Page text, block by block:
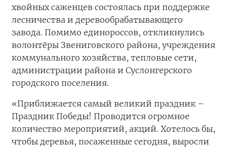
хвойных саженцев состоялась при поддержке
лесничества и деревообрабатывающего
завода. Помимо единороссов, откликнулись
волонтёры Звениговского района, учреждения
коммунального хозяйства, тепловые сети,
администрации района и Суслонгерского
городского поселения.
«Приближается самый великий праздник –
Праздник Победы! Проводится огромное
количество мероприятий, акций. Хотелось бы,
чтобы деревья, посаженные сегодня, выросли